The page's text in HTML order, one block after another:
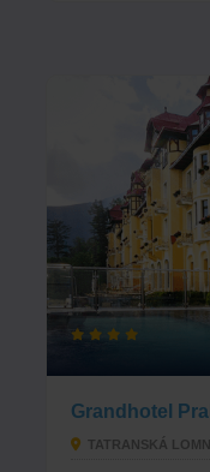
Grandhotel
TATRANSKÁ